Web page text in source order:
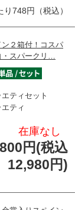
り748円（税込）
２箱付！コスパ
スパークリ…
ティセット
ティ
在庫なし
円(税込
12,980円)